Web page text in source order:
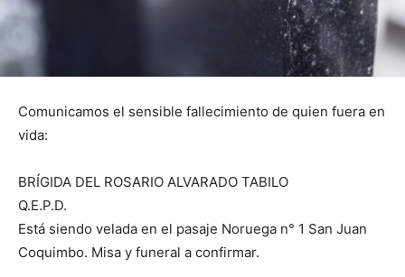
Comunicamos el sensible fallecimiento de quien fuera en
vida:
BRÍGIDA DEL ROSARIO ALVARADO TABILO
Q.E.P.D.
Está siendo velada en el pasaje Noruega n° 1 San Juan
Coquimbo. Misa y funeral a confirmar.